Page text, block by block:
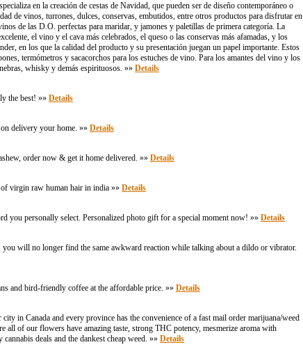
en la creación de cestas de Navidad, que pueden ser de diseño contemporáneo o
de vinos, turrones, dulces, conservas, embutidos, entre otros productos para disfrutar en
de las D.O. perfectas para maridar, y jamones y paletillas de primera categoría​​. La
el vino y el cava más celebrados, el queso o las conservas más afamadas, y los
en los que la calidad del producto y su presentación juegan un papel importante. Estos
termómetros y sacacorchos para los estuches de vino​​. Para los amantes del vino y los
whisky y demás espirituosos​. »» Details
the best! »» Details
delivery your home. »» Details
order now & get it home delivered. »» Details
virgin raw human hair in india »» Details
you personally select. Personalized photo gift for a special moment now! »» Details
will no longer find the same awkward reaction while talking about a dildo or vibrator.
and bird-friendly coffee at the affordable price. »» Details
in Canada and every province has the convenience of a fast mail order marijuana/weed
of our flowers have amazing taste, strong THC potency, mesmerize aroma with
deals and the dankest cheap weed. »» Details